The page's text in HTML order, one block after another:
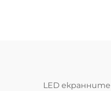
LED